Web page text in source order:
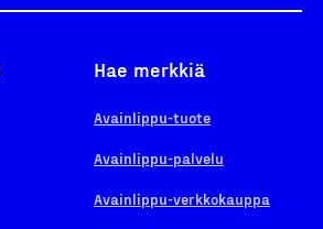
Hae merkkiä
Avainlippu-tuote
Avainlippu-palvelu
Avainlippu-verkkokauppa